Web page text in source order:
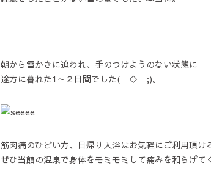
朝から雪かきに追われ、手のつけようのない状態に
途方に暮れた1～２日間でした(￣◇￣;)。
筋肉痛のひどい方、日帰り入浴はお気軽にご利用頂け
ぜひ当館の温泉で身体をモミモミして痛みを和らげて